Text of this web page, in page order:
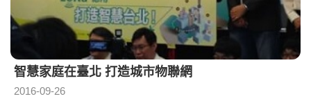
智慧家庭在臺北 打造城市物聯網
2016-09-26